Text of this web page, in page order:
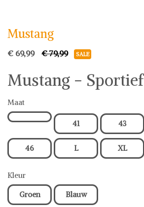
Mustang
€ 69,99 € 79,99 SALE
Mustang - Sportief
Maat
41 43
46 L XL
Kleur
Groen Blauw